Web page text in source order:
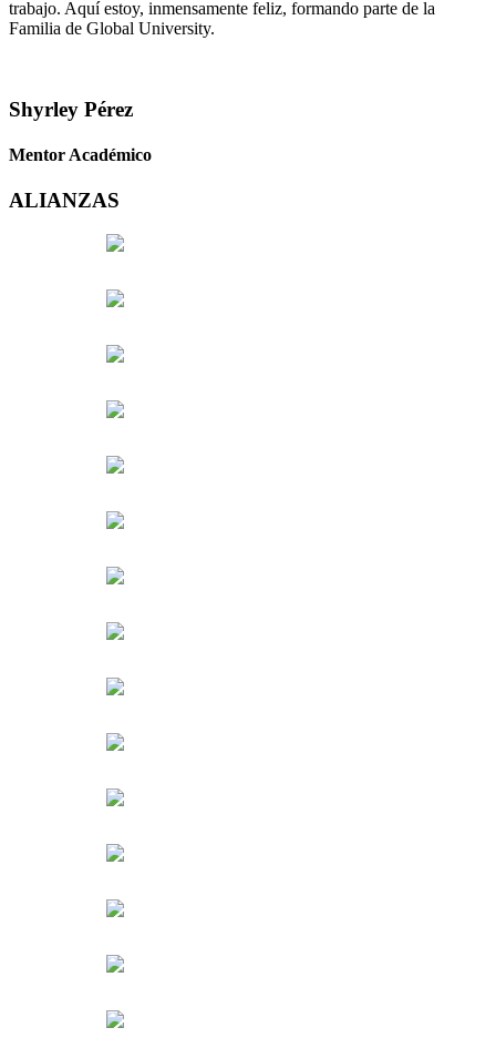
trabajo. Aquí estoy, inmensamente feliz, formando parte de la
Familia de Global University.
Shyrley Pérez
Mentor Académico
ALIANZAS